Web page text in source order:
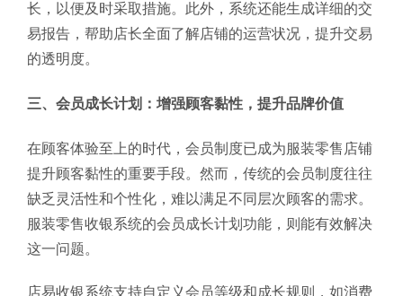
长，以便及时采取措施。此外，系统还能生成详细的交
易报告，帮助店长全面了解店铺的运营状况，提升交易
的透明度。
三、会员成长计划：增强顾客黏性，提升品牌价值
在顾客体验至上的时代，会员制度已成为服装零售店铺
提升顾客黏性的重要手段。然而，传统的会员制度往往
缺乏灵活性和个性化，难以满足不同层次顾客的需求。
服装零售收银系统的会员成长计划功能，则能有效解决
这一问题。
店易收银系统支持自定义会员等级和成长规则，如消费